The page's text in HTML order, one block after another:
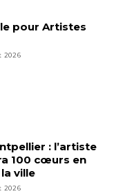
pour Artistes
2026
: l’artiste
100 cœurs en
ville
2026